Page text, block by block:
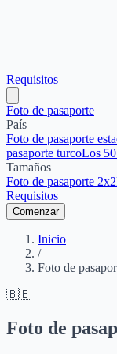
Requisitos
Foto de pasaporte
País
Foto de pasaporte
pasaporte turcoLos
Tamaños
Foto de pasaporte 2x2
Requisitos
Comenzar
Inicio
/
Foto de
🇧🇪
Foto de